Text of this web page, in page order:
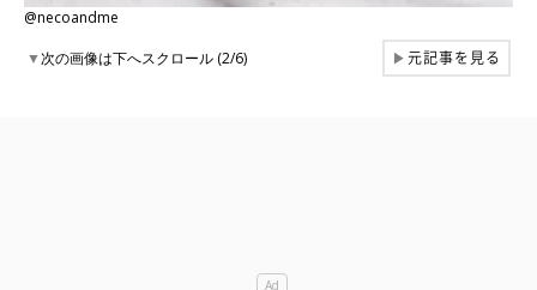
@necoandme
▼次の画像は下へスクロール (2/6) ▶元記事を見る